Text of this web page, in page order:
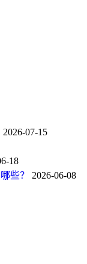
2026-07-15
18
些？ 2026-06-08